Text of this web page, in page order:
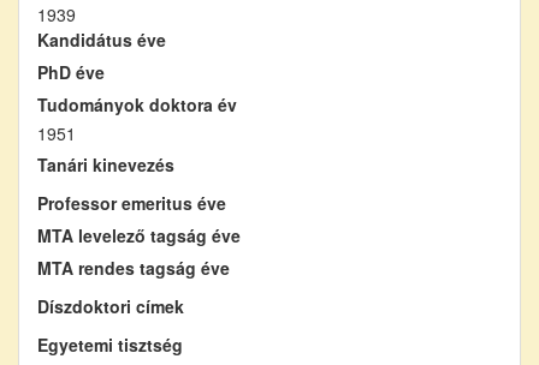
1939
Kandidátus éve
PhD éve
Tudományok doktora év
1951
Tanári kinevezés
Professor emeritus éve
MTA levelező tagság éve
MTA rendes tagság éve
Díszdoktori címek
Egyetemi tisztség